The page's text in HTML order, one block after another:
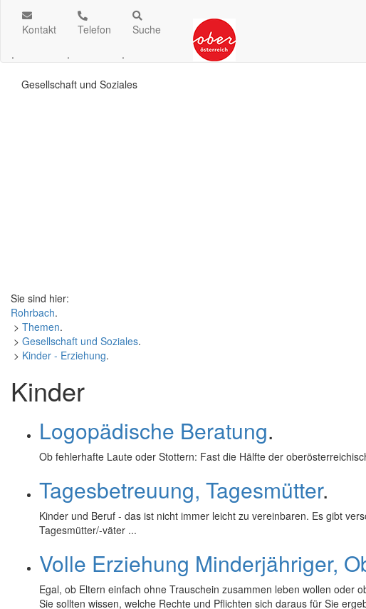
Kontakt
.
Telefon
.
Suche
.
Gesellschaft und Soziales
Sie sind hier:
Rohrbach.
> Themen.
> Gesellschaft und Soziales.
> Kinder - Erziehung.
Kinder
Logopädische Beratung.
Ob fehlerhafte Laute oder Stottern: Fast die Hälfte der
Tagesbetreuung, Tagesmütter.
Kinder und Beruf - das ist nicht immer leicht zu vereinbaren. Es gibt
Tagesmütter/-väter ...
Volle Erziehung Minderjähriger,
Egal, ob Eltern einfach ohne Trauschein zusammen leben wollen oder
Sie sollten wissen, welche Rechte und Pflichten sich daraus für Sie